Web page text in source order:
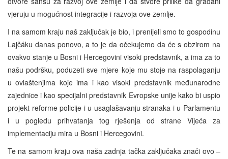
vjeruju u mogućnost integracije i razvoja ove zemlje.
I na samom kraju naš zaključak je bio, i prenijeli smo to gospodinu
Lajčáku danas ponovo, a to je da očekujemo da će s obzirom na
ovakvo stanje u Bosni i Hercegovini visoki predstavnik, a ima za to
našu podršku, poduzeti sve mjere koje mu stoje na raspolaganju
u ovlaštenjima koje ima i kao visoki predstavnik međunarodne
zajednice i kao specijalni predstavnik Evropske unije kako bi uspio
projekt reforme policije i u usaglašavanju stranaka i u Parlamentu
i u pogledu prihvatanja tog rješenja od strane Vijeća za
implementaciju mira u Bosni i Hercegovini.
Te na samom kraju ova naša zadnja tačka zaključaka znači ovo –